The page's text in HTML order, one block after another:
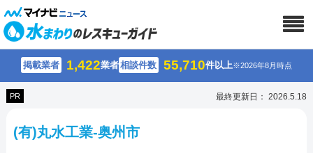
掲載業者 1,422業者相談件数 55,710件以上※2026年8月時点
PR 最終更新日： 2026.5.18
(有)丸水工業-奥州市